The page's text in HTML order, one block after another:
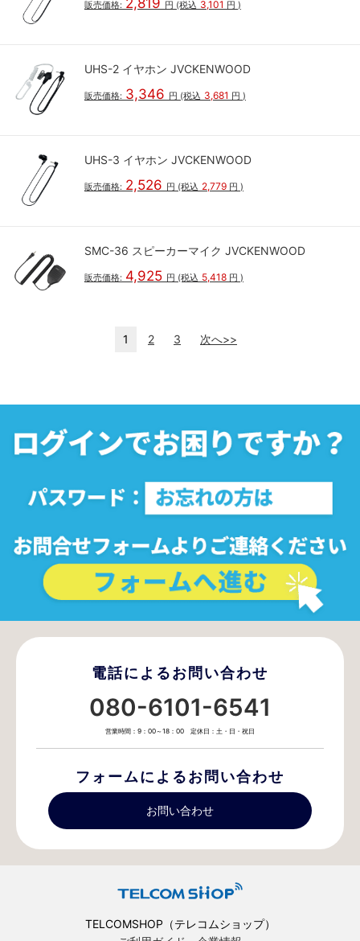
販売価格: 2,819 円 (税込 3,101 円 )
UHS-2 イヤホン JVCKENWOOD
販売価格: 3,346 円 (税込 3,681 円 )
UHS-3 イヤホン JVCKENWOOD
販売価格: 2,526 円 (税込 2,779 円 )
SMC-36 スピーカーマイク JVCKENWOOD
販売価格: 4,925 円 (税込 5,418 円 )
1 2 3 次へ>>
電話によるお問い合わせ
080-6101-6541
営業時間：9：00～18：00 定休日：土・日・祝日
フォームによるお問い合わせ
お問い合わせ
TELCOMSHOP（テレコムショップ）